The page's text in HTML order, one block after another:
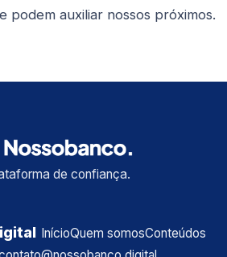
podem auxiliar nossos próximos.
de confiança.
InícioQuem somosConteúdos